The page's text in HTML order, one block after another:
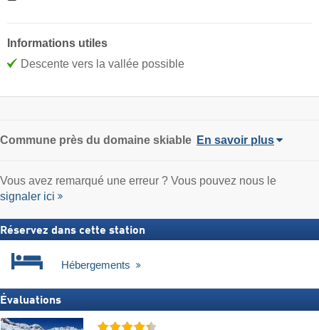
Informations utiles
Descente vers la vallée possible
Commune près du domaine skiable En savoir plus
Vous avez remarqué une erreur ? Vous pouvez nous le
signaler ici
Réservez dans cette station
Hébergements
Évaluations